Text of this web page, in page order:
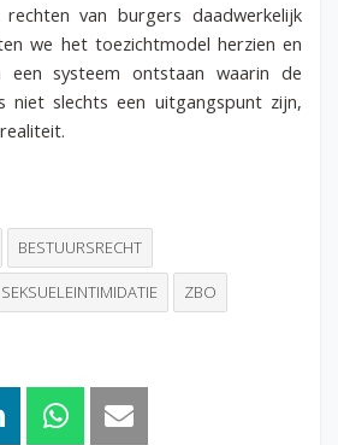
van burgers daadwerkelijk
we het toezichtmodel herzien en
een systeem ontstaan waarin de
niet slechts een uitgangspunt zijn,
BESTUURSRECHT
SEKSUELEINTIMIDATIE ZBO